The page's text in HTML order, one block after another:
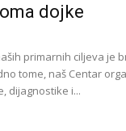
dojke
primarnih ciljeva je
tome, naš Centar
dijagnostike i...